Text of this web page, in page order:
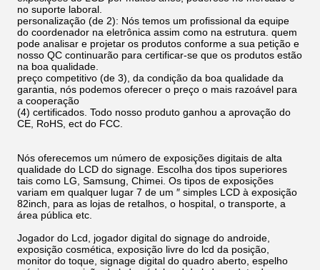
no suporte laboral.
personalização (de 2): Nós temos um profissional da equipe
do coordenador na eletrônica assim como na estrutura. quem
pode analisar e projetar os produtos conforme a sua petição e
nosso QC continuarão para certificar-se que os produtos estão
na boa qualidade.
preço competitivo (de 3), da condição da boa qualidade da
garantia, nós podemos oferecer o preço o mais razoável para
a cooperação
(4) certificados. Todo nosso produto ganhou a aprovação do
CE, RoHS, ect do FCC.
Nós oferecemos um número de exposições digitais de alta
qualidade do LCD do signage. Escolha dos tipos superiores
tais como LG, Samsung, Chimei. Os tipos de exposições
variam em qualquer lugar 7 de um ″ simples LCD à exposição
82inch, para as lojas de retalhos, o hospital, o transporte, a
área pública etc.
Jogador do Lcd, jogador digital do signage do androide,
exposição cosmética, exposição livre do lcd da posição,
monitor do toque, signage digital do quadro aberto, espelho